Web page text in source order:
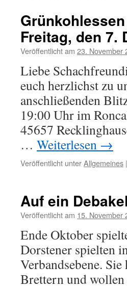
Freitag, den 7.
Veröffentlicht am 23. November
Liebe
euch herzlichst zu
anschließenden
19:00 Uhr im
45657
… Weiterlesen →
Veröffentlicht unterAllgemeines |
Auf ein
Veröffentlicht am 15. November
Ende Oktober
Dorstener spielten
Verbandsebene.
Brettern und